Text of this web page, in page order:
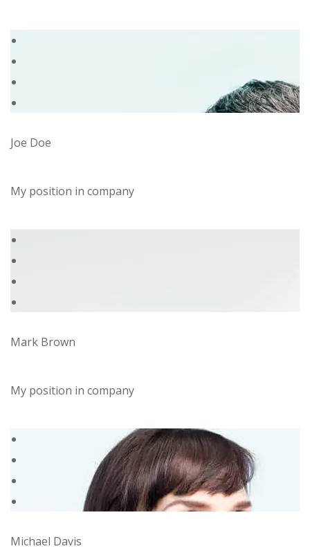
Joe Doe
My position in company
Mark Brown
My position in company
Michael Davis